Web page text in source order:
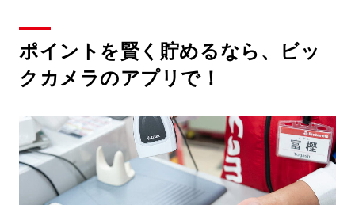
ポイントを賢く貯めるなら、ビッ
クカメラのアプリで！